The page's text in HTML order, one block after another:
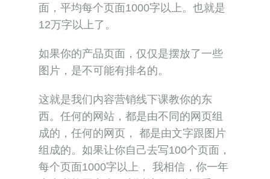
这就是我们内容营销线下课教你的东
西。任何的网站，都是由不同的网页组
成的，任何的网页， 都是由文字跟图片
组成的。如果让你自己去写100个页面，
每个页面1000字以上， 我相信，你一年
也未必能写出来。所以比如借助写手，
我们线下课，教你如何培养国外的写
手，帮你写网页的文案，同时布局站内
的SEO优化。